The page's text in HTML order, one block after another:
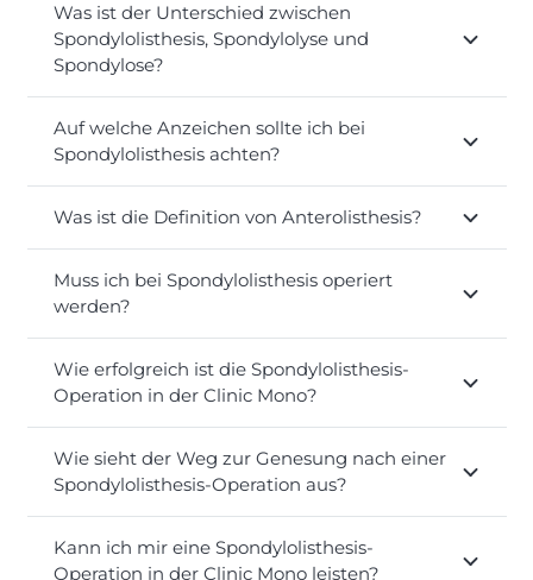
Was ist der Unterschied zwischen
Spondylolisthesis, Spondylolyse und
Spondylose?
Auf welche Anzeichen sollte ich bei
Spondylolisthesis achten?
Was ist die Definition von Anterolisthesis?
Muss ich bei Spondylolisthesis operiert
werden?
Wie erfolgreich ist die Spondylolisthesis-
Operation in der Clinic Mono?
Wie sieht der Weg zur Genesung nach einer
Spondylolisthesis-Operation aus?
Kann ich mir eine Spondylolisthesis-
Operation in der Clinic Mono leisten?